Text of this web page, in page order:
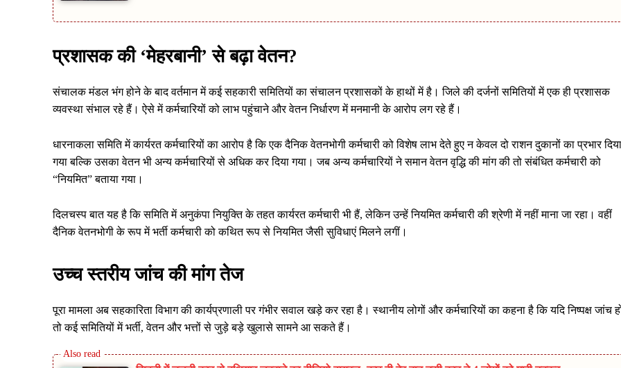
प्रशासक की ‘मेहरबानी’ से बढ़ा वेतन?
संचालक मंडल भंग होने के बाद वर्तमान में कई सहकारी समितियों का संचालन प्रशासकों के हाथों में है। जिले की दर्जनों समितियों में एक ही प्रशासक
व्यवस्था संभाल रहे हैं। ऐसे में कर्मचारियों को लाभ पहुंचाने और वेतन निर्धारण में मनमानी के आरोप लग रहे हैं।
धारनाकला समिति में कार्यरत कर्मचारियों का आरोप है कि एक दैनिक वेतनभोगी कर्मचारी को विशेष लाभ देते हुए न केवल दो राशन दुकानों का प्रभार दिया
गया बल्कि उसका वेतन भी अन्य कर्मचारियों से अधिक कर दिया गया। जब अन्य कर्मचारियों ने समान वेतन वृद्धि की मांग की तो संबंधित कर्मचारी को
“नियमित” बताया गया।
दिलचस्प बात यह है कि समिति में अनुकंपा नियुक्ति के तहत कार्यरत कर्मचारी भी हैं, लेकिन उन्हें नियमित कर्मचारी की श्रेणी में नहीं माना जा रहा। वहीं
दैनिक वेतनभोगी के रूप में भर्ती कर्मचारी को कथित रूप से नियमित जैसी सुविधाएं मिलने लगीं।
उच्च स्तरीय जांच की मांग तेज
पूरा मामला अब सहकारिता विभाग की कार्यप्रणाली पर गंभीर सवाल खड़े कर रहा है। स्थानीय लोगों और कर्मचारियों का कहना है कि यदि निष्पक्ष जांच
तो कई समितियों में भर्ती, वेतन और भत्तों से जुड़े बड़े खुलासे सामने आ सकते हैं।